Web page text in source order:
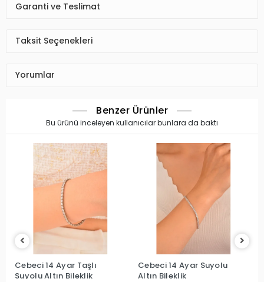
Garanti ve Teslimat
Taksit Seçenekleri
Yorumlar
Benzer Ürünler
Bu ürünü inceleyen kullanıcılar bunlara da baktı
Cebeci 14 Ayar Taşlı
Suyolu Altın Bileklik
Cebeci 14 Ayar Suyolu
Altın Bileklik